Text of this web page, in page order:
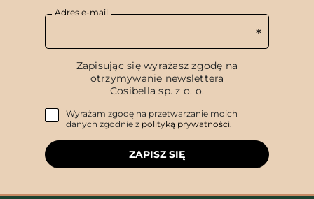
Adres e-mail
Zapisując się wyrażasz zgodę na
otrzymywanie newslettera
Cosibella sp. z o. o.
Wyrażam zgodę na przetwarzanie moich
danych zgodnie z polityką prywatności.
ZAPISZ SIĘ